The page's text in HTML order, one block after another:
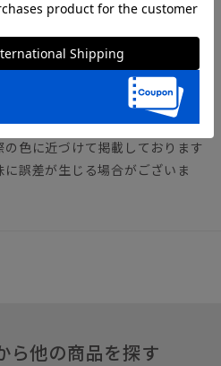
ります。実際の商品の色味は商
色に近づけて掲載しております
誤差が生じる場合がございま
ら他の商品を探す